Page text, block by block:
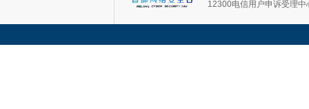
12300电信用户申诉受理中